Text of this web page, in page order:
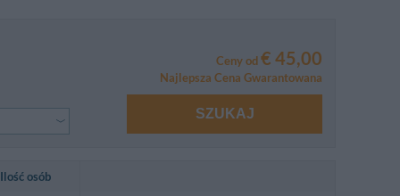
Ceny od€ 45,00
Najlepsza Cena Gwarantowana
SZUKAJ
Ilość osób